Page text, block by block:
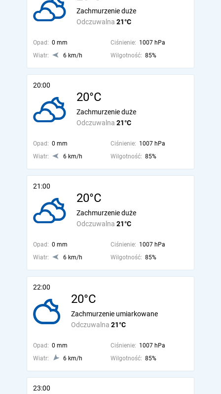
Odczuwalna 21°C
Zachmurzenie duże
Opad: 0 mm Ciśnienie: 1007 hPa
Wiatr:
6 km/h Wilgotność: 85%
20:00
20°C
Odczuwalna 21°C
Zachmurzenie duże
Opad: 0 mm Ciśnienie: 1007 hPa
Wiatr:
6 km/h Wilgotność: 85%
21:00
20°C
Odczuwalna 21°C
Zachmurzenie duże
Opad: 0 mm Ciśnienie: 1007 hPa
Wiatr:
6 km/h Wilgotność: 85%
22:00
20°C
Odczuwalna 21°C
Zachmurzenie umiarkowane
Opad: 0 mm Ciśnienie: 1007 hPa
Wiatr:
6 km/h Wilgotność: 85%
23:00